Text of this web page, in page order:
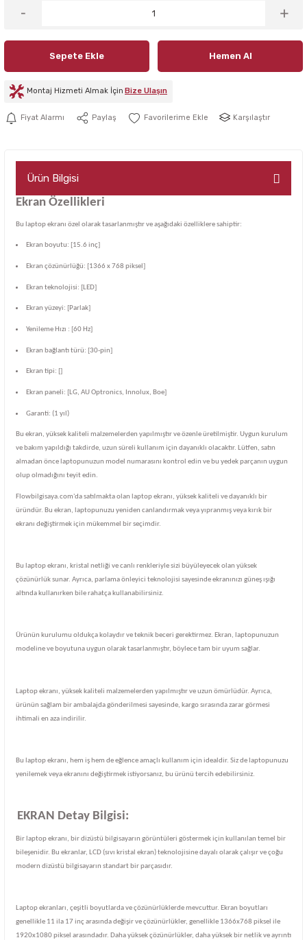
Sepete Ekle Hemen Al
Montaj Hizmeti Almak İçin Bize Ulaşın
Fiyat Alarmı Paylaş Karşılaştır
Ürün Bilgisi
Ekran Özellikleri
Bu laptop ekranı özel olarak tasarlanmıştır ve aşağıdaki özelliklere sahiptir:
Ekran boyutu: [15.6 inç]
Ekran çözünürlüğü: [1366 x 768 piksel]
Ekran teknolojisi: [LED]
Ekran yüzeyi: [Parlak]
Yenileme Hızı : [60 Hz]
Ekran bağlantı türü: [30-pin]
Ekran tipi: []
Ekran paneli: [LG, AU Optronics, Innolux, Boe]
Garanti: (1 yıl)
Bu ekran, yüksek kaliteli malzemelerden yapılmıştır ve özenle üretilmiştir. Uygun kurulum
ve bakım yapıldığı takdirde, uzun süreli kullanım için dayanıklı olacaktır. Lütfen, satın
almadan önce laptopunuzun model numarasını kontrol edin ve bu yedek parçanın uygun
olup olmadığını teyit edin.
Flowbilgisaya.com'da satılmakta olan laptop ekranı, yüksek kaliteli ve dayanıklı bir
üründür. Bu ekran, laptopunuzu yeniden canlandırmak veya yıpranmış veya kırık bir
ekranı değiştirmek için mükemmel bir seçimdir.
Bu laptop ekranı, kristal netliği ve canlı renkleriyle sizi büyüleyecek olan yüksek
çözünürlük sunar. Ayrıca, parlama önleyici teknolojisi sayesinde ekranınızı güneş ışığı
altında kullanırken bile rahatça kullanabilirsiniz.
Ürünün kurulumu oldukça kolaydır ve teknik beceri gerektirmez. Ekran, laptopunuzun
modeline ve boyutuna uygun olarak tasarlanmıştır, böylece tam bir uyum sağlar.
Laptop ekranı, yüksek kaliteli malzemelerden yapılmıştır ve uzun ömürlüdür. Ayrıca,
ürünün sağlam bir ambalajda gönderilmesi sayesinde, kargo sırasında zarar görmesi
ihtimali en aza indirilir.
Bu laptop ekranı, hem iş hem de eğlence amaçlı kullanım için idealdir. Siz de laptopunuzu
yenilemek veya ekranını değiştirmek istiyorsanız, bu ürünü tercih edebilirsiniz.
EKRAN Detay Bilgisi:
Bir laptop ekranı, bir dizüstü bilgisayarın görüntüleri göstermek için kullanılan temel bir
bileşenidir. Bu ekranlar, LCD (sıvı kristal ekran) teknolojisine dayalı olarak çalışır ve çoğu
modern dizüstü bilgisayarın standart bir parçasıdır.
Laptop ekranları, çeşitli boyutlarda ve çözünürlüklerde mevcuttur. Ekran boyutları
genellikle 11 ila 17 inç arasında değişir ve çözünürlükler, genellikle 1366x768 piksel ile
1920x1080 piksel arasındadır. Daha yüksek çözünürlükler, daha yüksek bir netlik ve ayrıntı